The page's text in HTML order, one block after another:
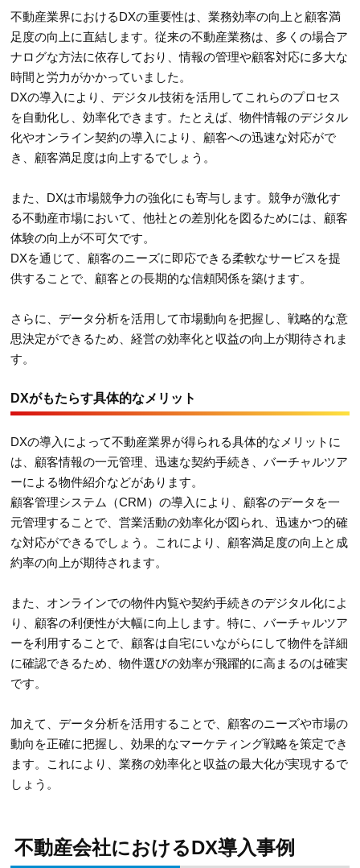
不動産業界におけるDXの重要性は、業務効率の向上と顧客満
足度の向上に直結します。従来の不動産業務は、多くの場合ア
ナログな方法に依存しており、情報の管理や顧客対応に多大な
時間と労力がかかっていました。
DXの導入により、デジタル技術を活用してこれらのプロセス
を自動化し、効率化できます。たとえば、物件情報のデジタル
化やオンライン契約の導入により、顧客への迅速な対応がで
き、顧客満足度は向上するでしょう。
また、DXは市場競争力の強化にも寄与します。競争が激化す
る不動産市場において、他社との差別化を図るためには、顧客
体験の向上が不可欠です。
DXを通じて、顧客のニーズに即応できる柔軟なサービスを提
供することで、顧客との長期的な信頼関係を築けます。
さらに、データ分析を活用して市場動向を把握し、戦略的な意
思決定ができるため、経営の効率化と収益の向上が期待されま
す。
DXがもたらす具体的なメリット
DXの導入によって不動産業界が得られる具体的なメリットに
は、顧客情報の一元管理、迅速な契約手続き、バーチャルツア
ーによる物件紹介などがあります。
顧客管理システム（CRM）の導入により、顧客のデータを一
元管理することで、営業活動の効率化が図られ、迅速かつ的確
な対応ができるでしょう。これにより、顧客満足度の向上と成
約率の向上が期待されます。
また、オンラインでの物件内覧や契約手続きのデジタル化によ
り、顧客の利便性が大幅に向上します。特に、バーチャルツア
ーを利用することで、顧客は自宅にいながらにして物件を詳細
に確認できるため、物件選びの効率が飛躍的に高まるのは確実
です。
加えて、データ分析を活用することで、顧客のニーズや市場の
動向を正確に把握し、効果的なマーケティング戦略を策定でき
ます。これにより、業務の効率化と収益の最大化が実現するで
しょう。
不動産会社におけるDX導入事例